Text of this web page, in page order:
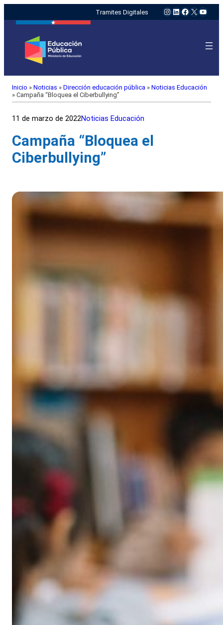
Tramites Digitales Instagram
LinkedIn
Facebook
X
Inicio » Noticias » Dirección educación pública » Noticias Educación
» Campaña “Bloquea el Ciberbullying”
11 de marzo de 2022Noticias Educación
Campaña “Bloquea el
Ciberbullying”